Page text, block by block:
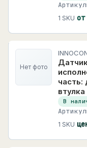
1 SKU
Нет фото
В
1 SKU